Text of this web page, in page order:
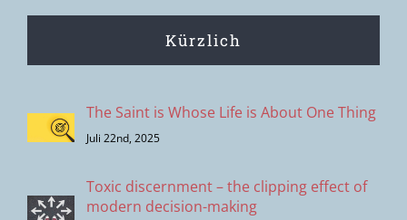
Kürzlich
The Saint is Whose Life is About One Thing
Juli 22nd, 2025
Toxic discernment – the clipping effect of
modern decision-making